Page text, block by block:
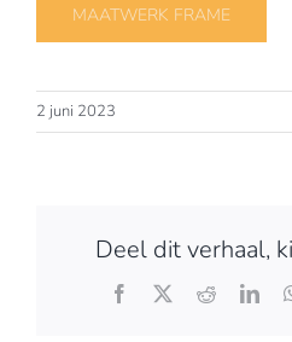
MAATWERK FRAME
2 juni 2023
Deel dit verhaal,
Facebook Reddit